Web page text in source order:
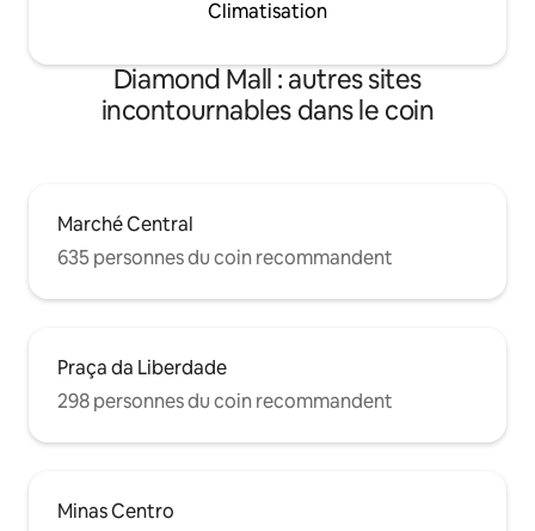
Climatisation
Diamond Mall : autres sites
incontournables dans le coin
Marché Central
635 personnes du coin recommandent
Praça da Liberdade
298 personnes du coin recommandent
Minas Centro